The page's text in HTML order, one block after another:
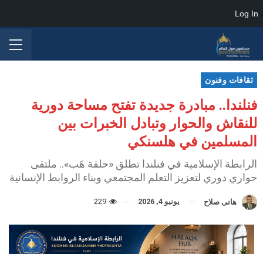
ثقافات وفنون
فنلندا.. مبادرة جديدة تفتح مساحة دورية
للنقاش والحوار وتبادل الخبرات بين
المسلمين في هلسنكي
الرابطة الإسلامية في فنلندا تطلق «حلقة هَب».. ملتقى
حواري دوري لتعزيز التعلم المجتمعي وبناء الروابط الإنسانية
هانى صلاح يونيو 4, 2026
Log In